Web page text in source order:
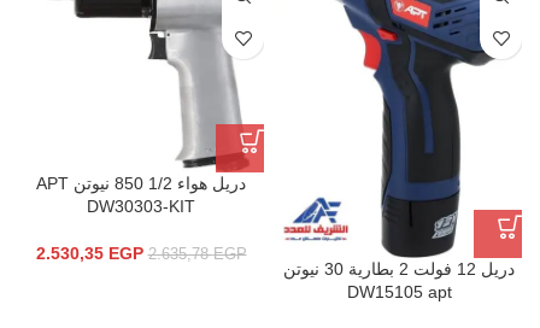
دريل 12 فولت 2 بطارية 30 نيوتن
DW15105 apt
دريل هواء 1/2 850 نيوتن APT
DW30303-KIT
2.635,78EGP
2.530,35 EGP